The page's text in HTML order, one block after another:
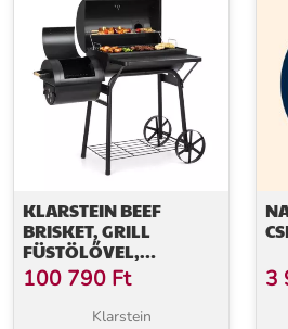
mindazoknak, akik végre az igazi
meg a Klarstein Meat Machine-t, és
hangulatot a saját kertjébe.
További információk>>
KLARSTEIN BEEF
BRISKET, GRILL
FÜSTÖLŐVEL,
HŐMÉRŐ, KEREKEK,
FEKETE
100 790 Ft
Klarstein
3